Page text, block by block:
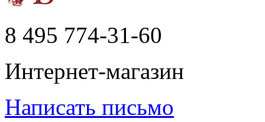
8 495 774-31-60
Интернет-магазин
Написать письмо